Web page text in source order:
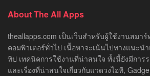
About The All Apps
theallapps.com เป็นเว็บสำหรับผู้ใช้งานสมา
คอมพิวเตอร์ทั่วไป เนื้อหาจะเน้นไปทางแนะน
ทิป เทคนิคการใช้งานที่น่าสนใจ ทั้งนี้ยังมีการ
และเรื่องที่น่าสนใจเกี่ยวกับแวดวงไอที,